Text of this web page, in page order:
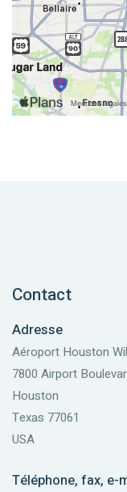
Contact
Adresse
Aéroport Houston
7800 Airport
Houston
Texas 77061
USA
Téléphone, fax, e-